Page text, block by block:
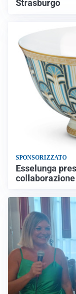
Strasburgo
SPONSORIZZATO
Esselunga